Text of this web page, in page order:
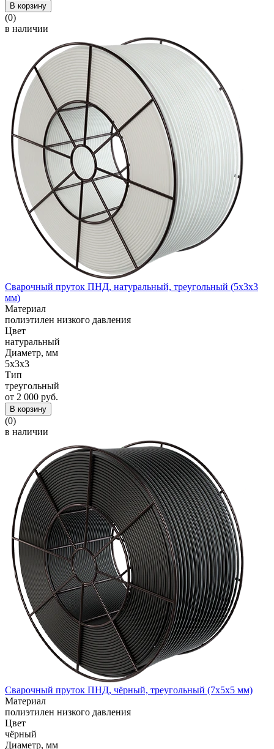
В корзину
(0)
в наличии
Сварочный пруток ПНД, натуральный, треугольный (5x3x3
мм)
Материал
полиэтилен низкого давления
Цвет
натуральный
Диаметр, мм
5x3x3
Тип
треугольный
от 2 000 руб.
В корзину
(0)
в наличии
Сварочный пруток ПНД, чёрный, треугольный (7x5x5 мм)
Материал
полиэтилен низкого давления
Цвет
чёрный
Диаметр, мм